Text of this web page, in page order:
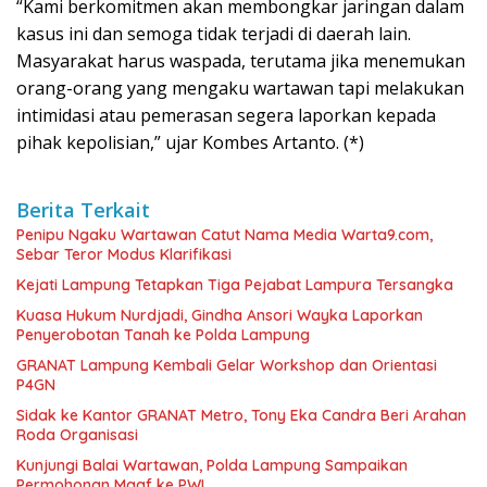
“Kami berkomitmen akan membongkar jaringan dalam
kasus ini dan semoga tidak terjadi di daerah lain.
Masyarakat harus waspada, terutama jika menemukan
orang-orang yang mengaku wartawan tapi melakukan
intimidasi atau pemerasan segera laporkan kepada
pihak kepolisian,” ujar Kombes Artanto. (*)
Berita Terkait
Penipu Ngaku Wartawan Catut Nama Media Warta9.com,
Sebar Teror Modus Klarifikasi
Kejati Lampung Tetapkan Tiga Pejabat Lampura Tersangka
Kuasa Hukum Nurdjadi, Gindha Ansori Wayka Laporkan
Penyerobotan Tanah ke Polda Lampung
GRANAT Lampung Kembali Gelar Workshop dan Orientasi
P4GN
‎Sidak ke Kantor GRANAT Metro, Tony Eka Candra Beri Arahan
Roda Organisasi
Kunjungi Balai Wartawan, Polda Lampung Sampaikan